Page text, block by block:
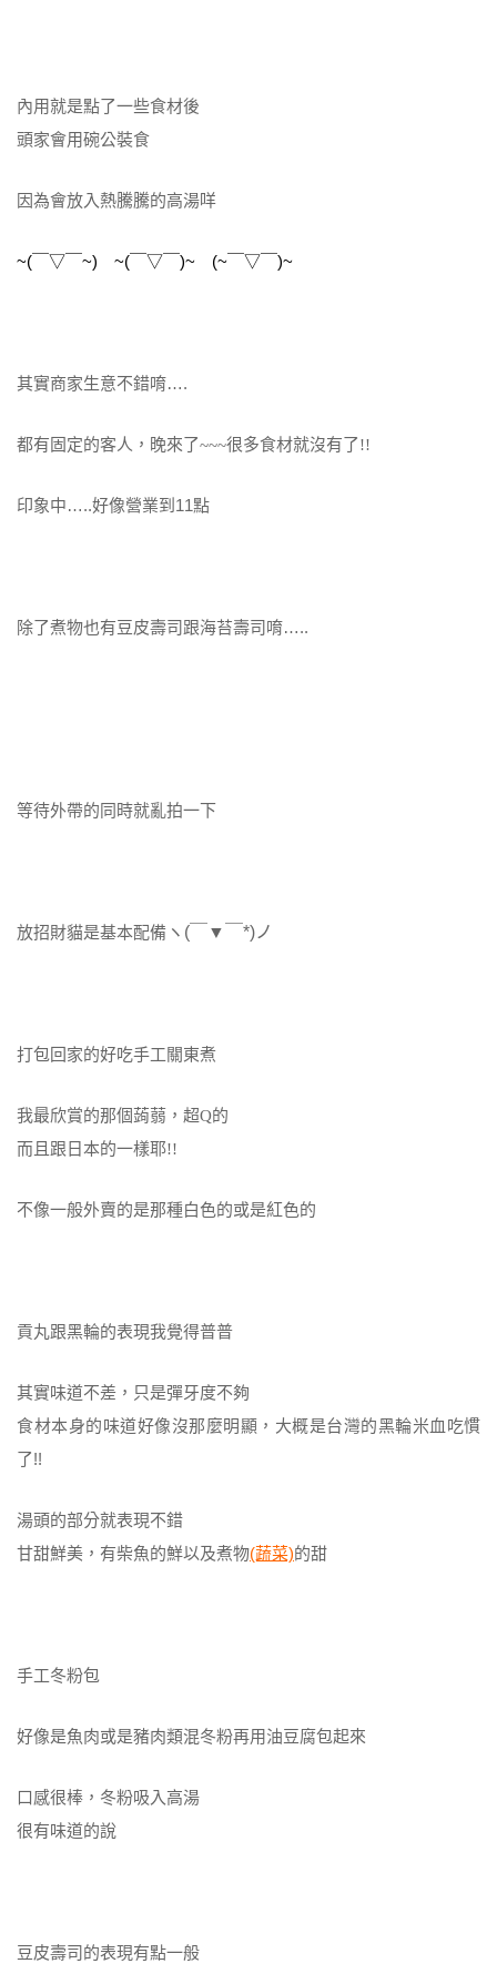
內用就是點了一些食材後
頭家會用碗公裝食
因為會放入熱騰騰的高湯咩
~( ▽ ~) ~( ▽ )~ (~ ▽ )~
其實商家生意不錯唷….
都有固定的客人，晚來了~~~很多食材就沒有了!!
印象中…..好像營業到11點
除了煮物也有豆皮壽司跟海苔壽司唷…..
等待外帶的同時就亂拍一下
放招財貓是基本配備 ヽ ( ▼ *)ノ
打包回家的好吃手工關東煮
我最欣賞的那個蒟蒻，超Q的
而且跟日本的一樣耶!!
不像一般外賣的是那種白色的或是紅色的
貢丸跟黑輪的表現我覺得普普
其實味道不差，只是彈牙度不夠
食材本身的味道好像沒那麼明顯，大概是台灣的黑輪米血吃慣
了!!
湯頭的部分就表現不錯
甘甜鮮美，有柴魚的鮮以及煮物(蔬菜)的甜
手工冬粉包
好像是魚肉或是豬肉類混冬粉再用油豆腐包起來
口感很棒，冬粉吸入高湯
很有味道的說
豆皮壽司的表現有點一般